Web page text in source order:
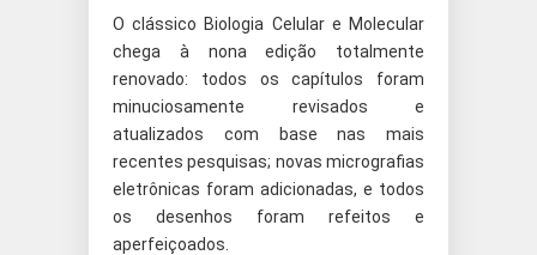
O clássico Biologia Celular e Molecular
chega à nona edição totalmente
renovado: todos os capítulos foram
minuciosamente revisados e
atualizados com base nas mais
recentes pesquisas; novas micrografias
eletrônicas foram adicionadas, e todos
os desenhos foram refeitos e
aperfeiçoados.